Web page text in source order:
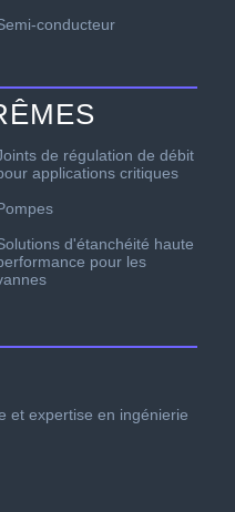
conducteur
de régulation de débit
applications critiques
d'étanchéité haute
pour les
et expertise en ingénierie